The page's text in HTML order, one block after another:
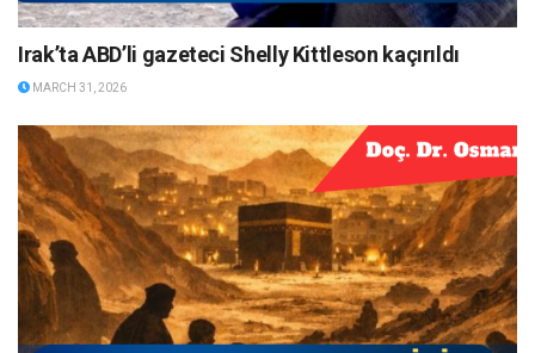
Irak’ta ABD’li gazeteci Shelly Kittleson kaçırıldı
MARCH 31, 2026